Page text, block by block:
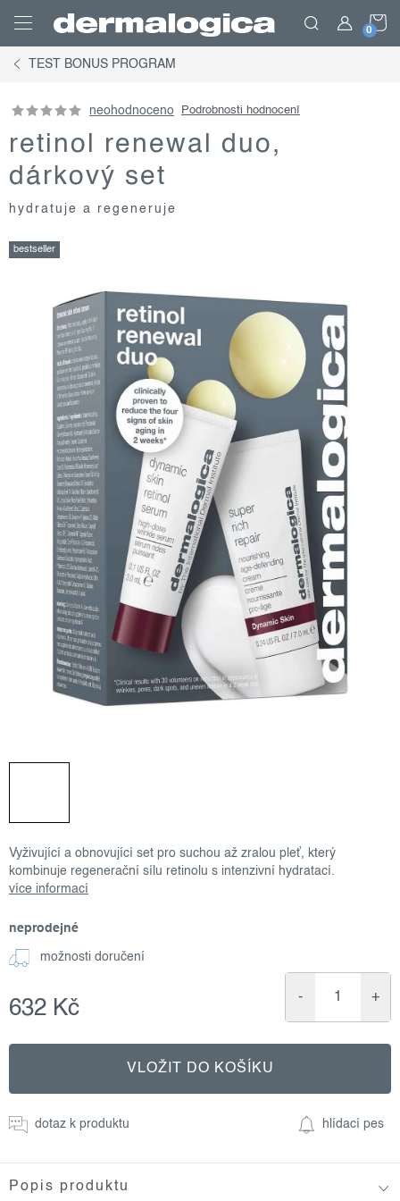
obsah
TEST BONUS PROGRAM
neohodnoceno Podrobnosti hodnocení
retinol renewal duo,
dárkový set
hydratuje a regeneruje
bestseller
Vyživující a obnovující set pro suchou až zralou pleť, který
kombinuje regenerační sílu retinolu s intenzivní hydratací.
více informací
neprodejné
možnosti doručení
632 Kč
cena:
VLOŽIT DO KOŠÍKU
dotaz k produktu hlídací pes
Popis produktu